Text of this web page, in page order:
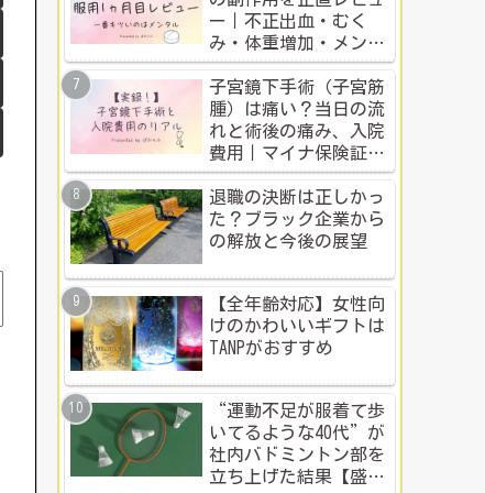
ー｜不正出血・むく
み・体重増加・メンタ
ル変化まで【体験談】
子宮鏡下手術（子宮筋
腫）は痛い？当日の流
れと術後の痛み、入院
費用｜マイナ保険証・
公的制度で乗り切った
入院体験記全公開
退職の決断は正しかっ
た？ブラック企業から
の解放と今後の展望
【全年齢対応】女性向
けのかわいいギフトは
TANPがおすすめ
“運動不足が服着て歩
いてるような40代”が
社内バドミントン部を
立ち上げた結果【盛り